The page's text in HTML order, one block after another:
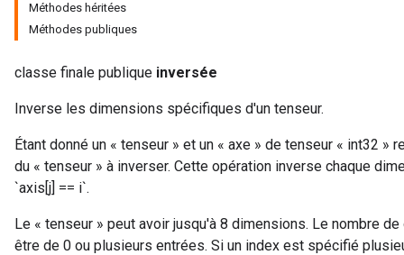
Méthodes héritées
Méthodes publiques
classe finale publique inversée
Inverse les dimensions spécifiques d'un tenseur.
Étant donné un « tenseur » et un « axe » de tenseur « int32
du « tenseur » à inverser. Cette opération inverse chaque
`axis[j] == i`.
Le « tenseur » peut avoir jusqu'à 8 dimensions. Le nombre
être de 0 ou plusieurs entrées. Si un index est spécifié